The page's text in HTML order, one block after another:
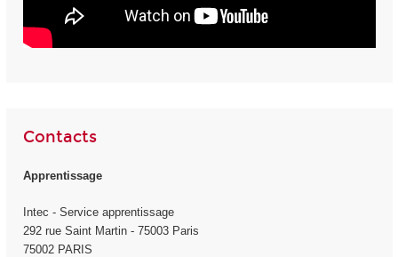
Contacts
Apprentissage
Intec - Service apprentissage
292 rue Saint Martin - 75003 Paris
75002 PARIS